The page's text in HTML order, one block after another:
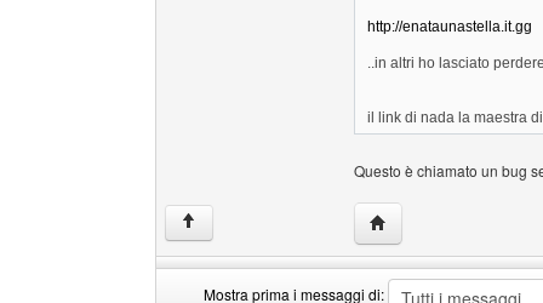
http://enataunastella.it.gg
..in altri ho lasciato
il link di nada la maestra
Questo è chiamato un bug
↑ HomePage:
Mostra prima i messaggi di: